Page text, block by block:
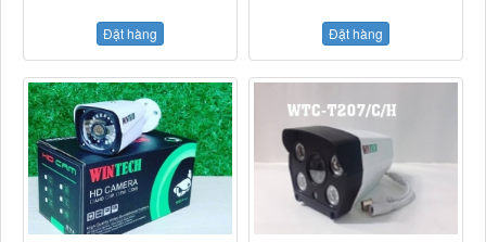
Đặt hàng Đặt hàng